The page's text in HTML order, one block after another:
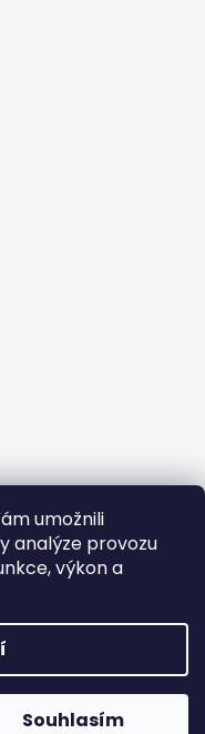
umožnili
analýze provozu
výkon a
Souhlasím
kvalitě za 10% ceny
. Všechna práva